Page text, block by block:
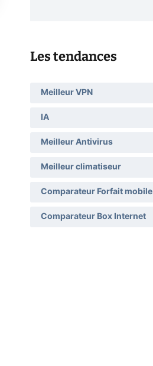
Les tendances
Meilleur VPN
IA
Meilleur Antivirus
Meilleur climatiseur
Comparateur Forfait mobile
Comparateur Box Internet